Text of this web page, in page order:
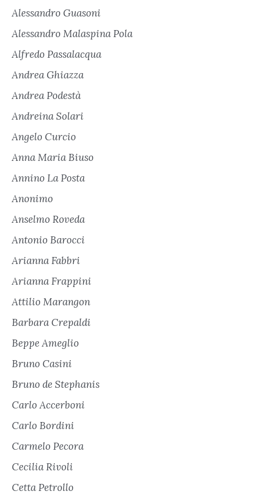
Alessandro Guasoni
Alessandro Malaspina Pola
Alfredo Passalacqua
Andrea Ghiazza
Andrea Podestà
Andreina Solari
Angelo Curcio
Anna Maria Biuso
Annino La Posta
Anonimo
Anselmo Roveda
Antonio Barocci
Arianna Fabbri
Arianna Frappini
Attilio Marangon
Barbara Crepaldi
Beppe Ameglio
Bruno Casini
Bruno de Stephanis
Carlo Accerboni
Carlo Bordini
Carmelo Pecora
Cecilia Rivoli
Cetta Petrollo